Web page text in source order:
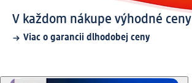
V každom nákupe výhodné ceny
Viac o garancii dlhodobej ceny